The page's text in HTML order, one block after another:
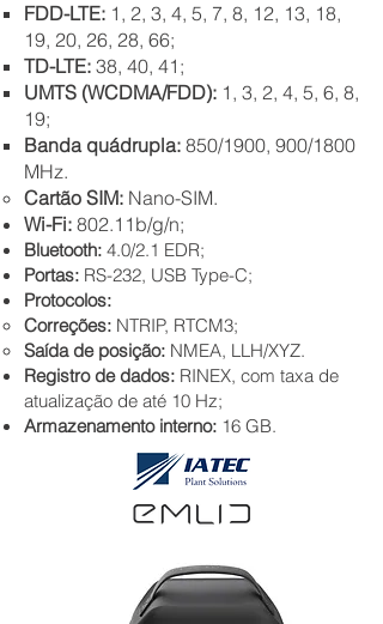
FDD-LTE: 1, 2, 3, 4, 5, 7, 8, 12, 13, 18,
19, 20, 26, 28, 66;
TD-LTE: 38, 40, 41;
UMTS (WCDMA/FDD): 1, 3, 2, 4, 5, 6, 8,
19;
Banda quádrupla: 850/1900, 900/1800
MHz.
Cartão SIM: Nano-SIM.
Wi-Fi: 802.11b/g/n;
Bluetooth: 4.0/2.1 EDR;
Portas: RS-232, USB Type-C;
Protocolos:
Correções: NTRIP, RTCM3;
Saída de posição: NMEA, LLH/XYZ.
Registro de dados: RINEX, com taxa de
atualização de até 10 Hz;
Armazenamento interno: 16 GB.